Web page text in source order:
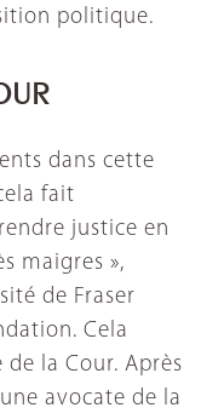
politique.
dans cette
fait
justice en
maigres »,
de Fraser
Cela
la Cour. Après
avocate de la